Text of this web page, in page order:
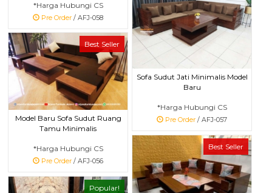
*Harga Hubungi CS
Pre Order / AFJ-058
Sofa Sudut Jati Minimalis Model
Baru
*Harga Hubungi CS
Pre Order / AFJ-057
Best Seller
Model Baru Sofa Sudut Ruang
Tamu Minimalis
*Harga Hubungi CS
Pre Order / AFJ-056
Best Seller
Popular!